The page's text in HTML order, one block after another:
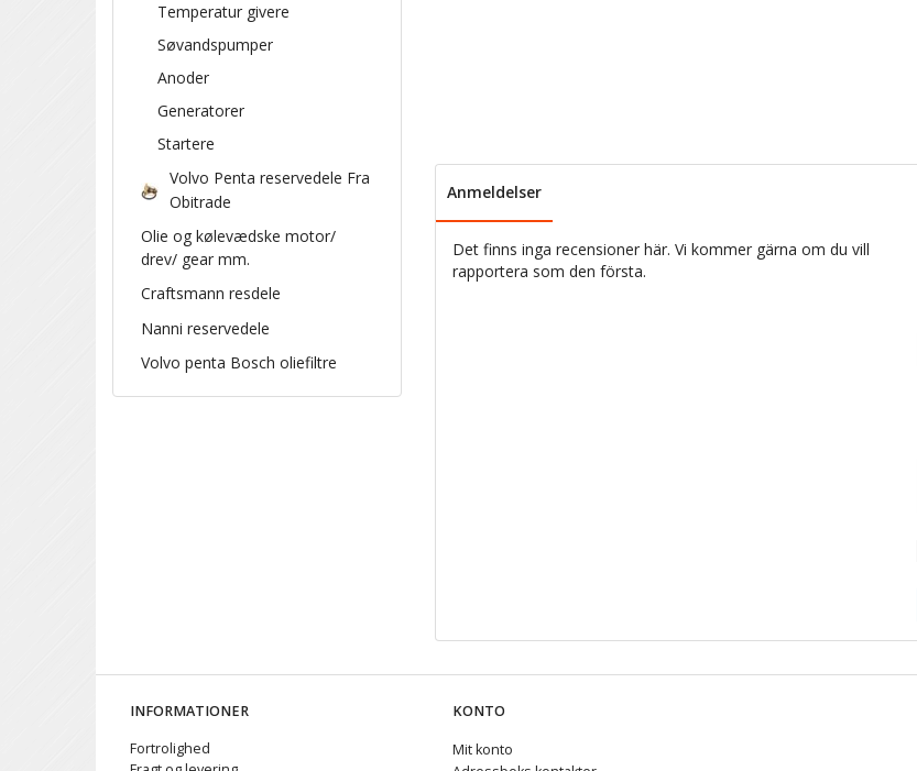
Temperatur givere
Søvandspumper
Anoder
Generatorer
Startere
Volvo Penta reservedele Fra
Obitrade
Olie og kølevædske motor/
drev/ gear mm.
Craftsmann resdele
Nanni reservedele
Volvo penta Bosch oliefiltre
Anmeldelser
Det finns inga recensioner här. Vi kommer gärna om du vill
rapportera som den första.
INFORMATIONER
Fortrolighed
KONTO
Mit konto